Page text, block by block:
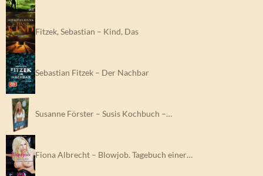
Fitzek, Sebastian – Kind, Das
Sebastian Fitzek – Der Nachbar
Susanne Förster – Susis Kochbuch –…
Fiona Albrecht – Blowjob. Tagebuch einer…